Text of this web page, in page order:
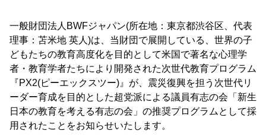
一般財団法人BWFジャパン(所在地：東京都渋谷区、代表
理事：苫米地 英人)は、当財団で展開している、世界の子
どもたちの教育高度化を目的として米国で著名な心理学
者・教育学者たちにより開発された次世代教育プログラム
『PX2(ピーエックスツー)』が、震災復興を担う次世代リ
ーダー育成を目的とした超党派による議員有志の会「新生
日本の教育を考える有志の会」の推奨プログラムとして採
用されたことをお知らせいたします。